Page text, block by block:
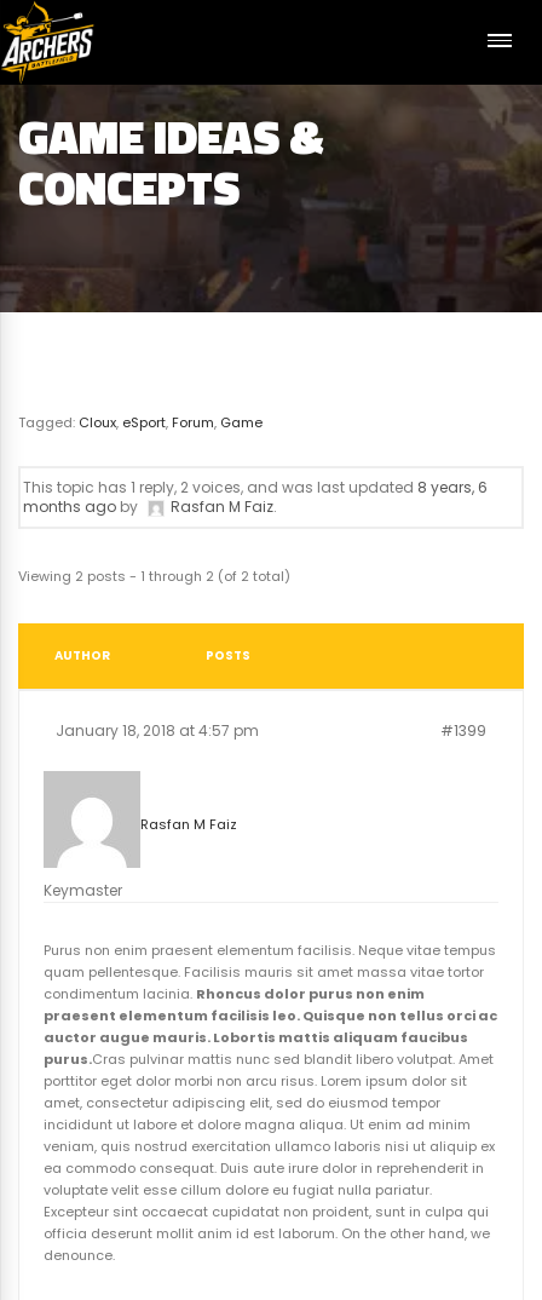
GAME IDEAS &
CONCEPTS
Tagged: Cloux, eSport, Forum, Game
This topic has 1 reply, 2 voices, and was last updated 8 years, 6
months agoby Rasfan M Faiz.
Viewing 2 posts - 1 through 2 (of 2 total)
AUTHOR POSTS
January 18, 2018 at 4:57 pm #1399
Rasfan M Faiz
Keymaster
Purus non enim praesent elementum facilisis. Neque vitae tempus
quam pellentesque. Facilisis mauris sit amet massa vitae tortor
condimentum lacinia. Rhoncus dolor purus non enim
praesent elementum facilisis leo. Quisque non tellus orci ac
auctor augue mauris. Lobortis mattis aliquam faucibus
purus.Cras pulvinar mattis nunc sed blandit libero volutpat. Amet
porttitor eget dolor morbi non arcu risus. Lorem ipsum dolor sit
amet, consectetur adipiscing elit, sed do eiusmod tempor
incididunt ut labore et dolore magna aliqua. Ut enim ad minim
veniam, quis nostrud exercitation ullamco laboris nisi ut aliquip ex
ea commodo consequat. Duis aute irure dolor in reprehenderit in
voluptate velit esse cillum dolore eu fugiat nulla pariatur.
Excepteur sint occaecat cupidatat non proident, sunt in culpa qui
officia deserunt mollit anim id est laborum. On the other hand, we
denounce.